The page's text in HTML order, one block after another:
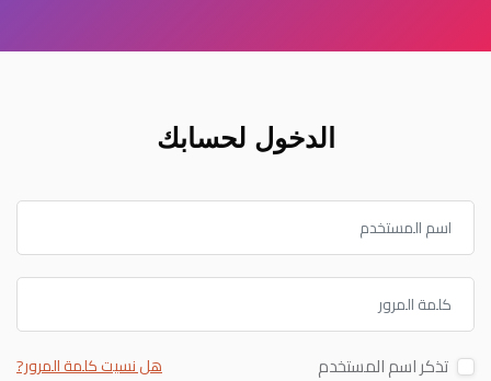
الدخول لحسابك
اسم المستخدم
كلمة المرور
تذكر اسم المستخدم هل نسيت كلمة المرور?